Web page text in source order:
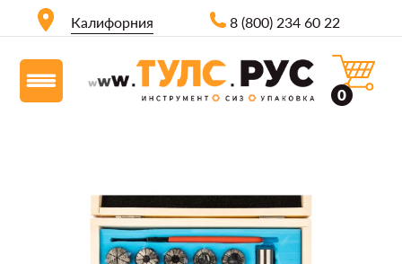
Калифорния 8 (800) 234 60 22
0